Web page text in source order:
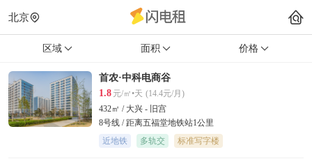
北京
区域 面积 价格
首农·中科电商谷
1.8 元/㎡•天 (14.4元/月)
432㎡ / 大兴 - 旧宫
8号线 / 距离五福堂地铁站1公里
近地铁
多轨交 标准写字楼